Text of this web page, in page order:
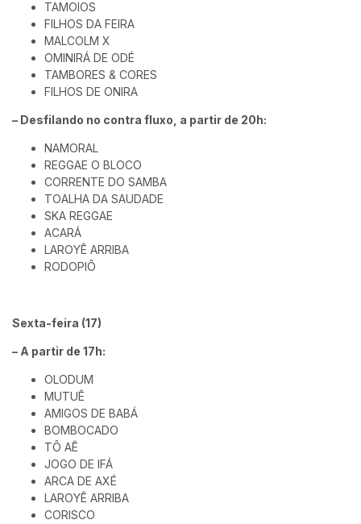
TAMOIOS
FILHOS DA FEIRA
MALCOLM X
OMINIRÁ DE ODÉ
TAMBORES & CORES
FILHOS DE ONIRA
– Desfilando no contra fluxo, a partir de 20h:
NAMORAL
REGGAE O BLOCO
CORRENTE DO SAMBA
TOALHA DA SAUDADE
SKA REGGAE
ACARÁ
LAROYÊ ARRIBA
RODOPIÔ
Sexta-feira (17)
– A partir de 17h:
OLODUM
MUTUÊ
AMIGOS DE BABÁ
BOMBOCADO
TÔ AÊ
JOGO DE IFÁ
ARCA DE AXÉ
LAROYÊ ARRIBA
CORISCO